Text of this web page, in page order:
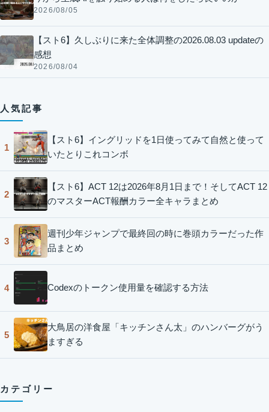
2026/08/05
【スト6】久しぶりに来た全体調整の2026.08.03 updateの
感想
2026/08/04
人気記事
1
【スト6】イングリッドを1日使ってみて自然と使って
いたとりこれコンボ
2
【スト6】ACT 12は2026年8月1日まで！そしてACT 12
のマスターACT報酬カラー全キャラまとめ
3
週刊少年ジャンプで最終回の時に巻頭カラーだった作
品まとめ
4 Codexのトークン使用量を確認する方法
5
大鳥居の洋食屋「キッチンさん太」のハンバーグがう
ますぎる
カテゴリー